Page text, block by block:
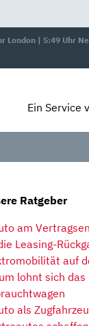
London | 5:49 Uhr
Ein Service
Ratgeber
am
Leasing-
auf
lohnt sich das
als